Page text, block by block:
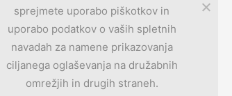
sprejmete uporabo piškotkov in
uporabo podatkov o vaših spletnih
navadah za namene prikazovanja
ciljanega oglaševanja na družabnih
omrežjih in drugih straneh.